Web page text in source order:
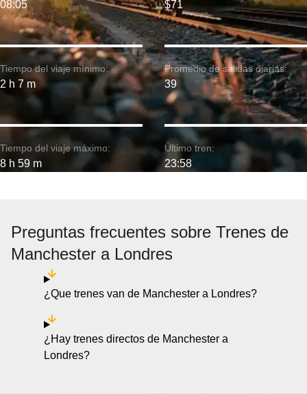
Tiempo del viaje mínimo:
2 h 7 m
08:05
Tiempo del viaje máximo:
8 h 59 m
$71
Promedio de salidas diarias:
39
Último tren:
23:58
Preguntas frecuentes sobre Trenes de
Manchester a Londres
¿Que trenes van de Manchester a Londres?
¿Hay trenes directos de Manchester a
Londres?